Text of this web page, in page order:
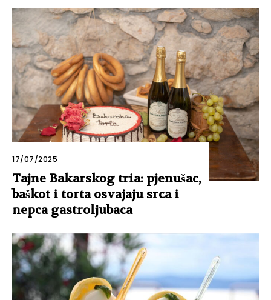
17/07/2025
Tajne Bakarskog tria: pjenušac,
baškot i torta osvajaju srca i
nepca gastroljubaca